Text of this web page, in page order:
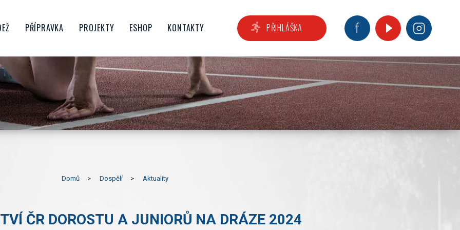
PŘÍPRAVKA
BENJAMÍNCI
MLADŠÍ PŘÍPRAVKA
STARŠÍ PŘÍPRAVKA
PROJEKTY
PŘÍMĚSTSKÉ TÁBORY
ATLETIKA PRO ŠKOLY
ATLETIKA PRO RODINU
KONDIČNÍ BĚHÁNÍ
PŘÍPRAVKOVÝ DESETIBOJ
POJĎ ZKUSIT ATLETIKU V
ESHOP KONTAKTY PŘIHLÁŠKA
Domů Dospělí Aktuality
ČR DOROSTU A JUNIORŮ NA DRÁZE 2024